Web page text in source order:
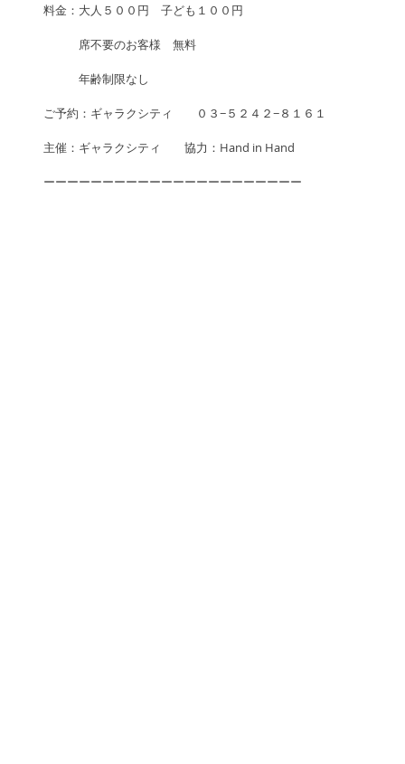
料金：大人５００円　子ども１００円
席不要のお客様　無料
年齢制限なし
ご予約：ギャラクシティ　　０３−５２４２−８１６１
主催：ギャラクシティ　　協力：Hand in Hand
ーーーーーーーーーーーーーーーーーーーーーー